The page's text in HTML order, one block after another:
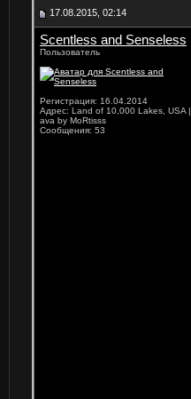
17.08.2015, 02:14
Scentless and Senseless
Пользователь
Регистрация: 16.04.2014
Адрес: Land of 10,000 Lakes, USA |
ava by MoRtisss
Сообщения: 53